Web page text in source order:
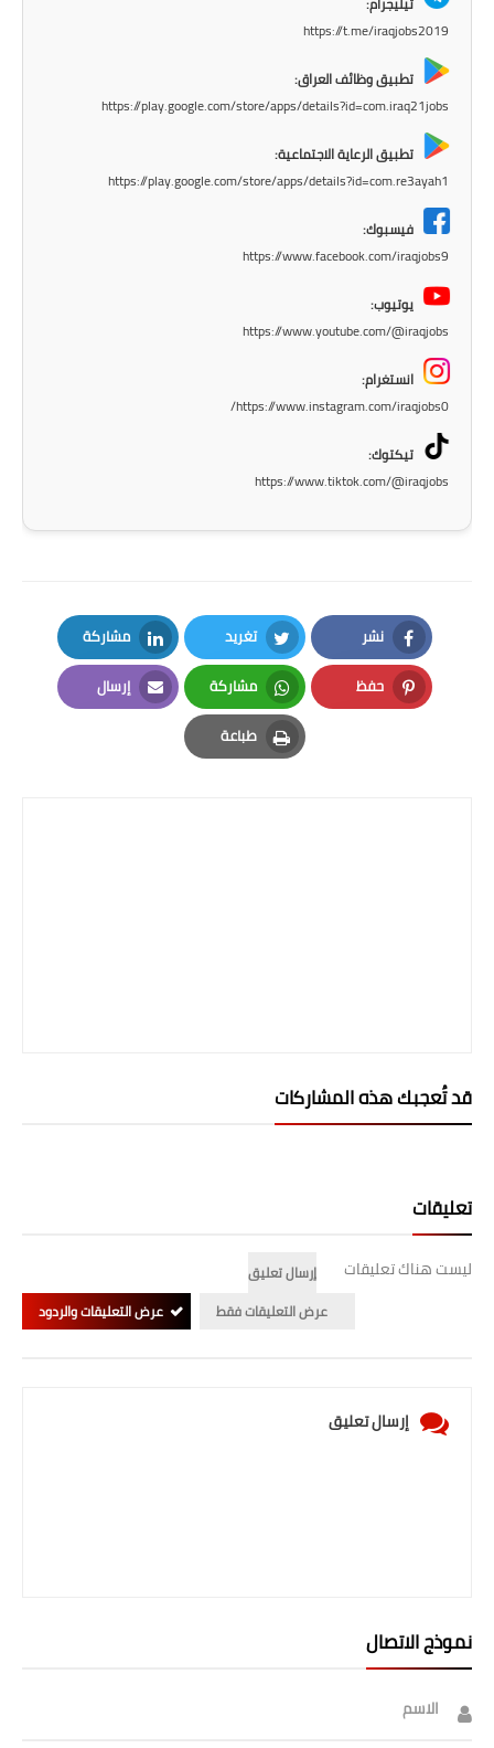
الجامعات
الطقس
https://t.me/iraqjobs2019
تطبيق وظائف العراق:
https://play.google.com/store/apps/details?id=com.iraq21jobs
تطبيق الرعاية الاجتماعية:
https://play.google.com/store/apps/details?id=com.re3ayah1
فيسبوك:
https://www.facebook.com/iraqjobs9
يوتيوب:
https://www.youtube.com/@iraqjobs
انستغرام:
https://www.instagram.com/iraqjobs0/
تيكتوك:
https://www.tiktok.com/@iraqjobs
نشر
Facebook
تغريد
Twitter
مشاركة
LinkedIn
حفظ
Pinterest
مشاركة
Whatsapp
إرسال
Email
طباعة
Print
قد تُعجبك هذه المشاركات
تعليقات
ليست هناك تعليقات
إرسال تعليق
عرض التعليقات فقط
عرض التعليقات والردود
إرسال تعليق
نموذج الاتصال
الاسم